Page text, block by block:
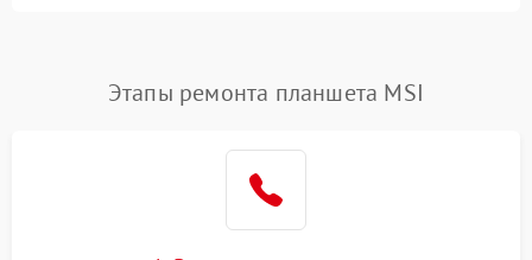
Сеть и интернет
Этапы ремонта планшета MSI